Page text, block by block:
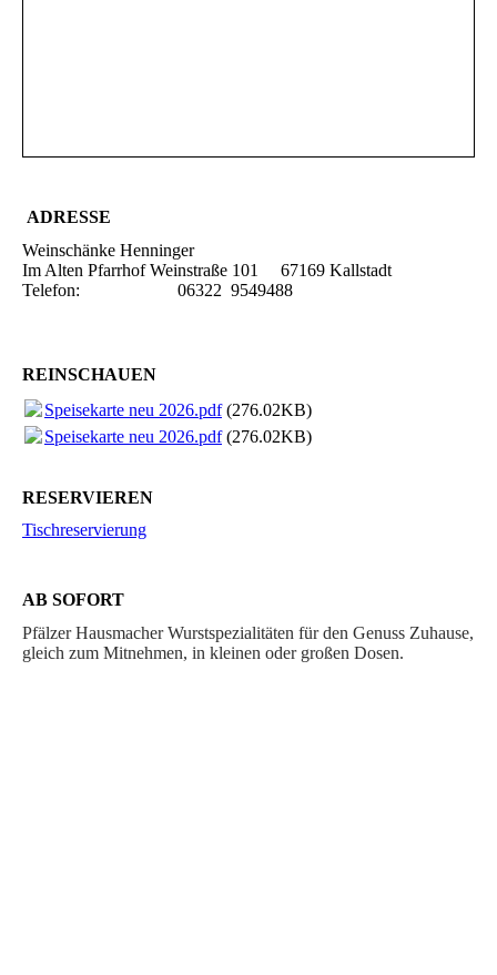
ADRESSE
Weinschänke Henninger
Im Alten Pfarrhof Weinstraße 101 67169 Kallstadt
Telefon: 06322 9549488
REINSCHAUEN
Speisekarte neu 2026.pdf(276.02KB)
Speisekarte neu 2026.pdf(276.02KB)
RESERVIEREN
Tischreservierung
AB SOFORT
Pfälzer Hausmacher Wurstspezialitäten für den Genuss Zuhause,
gleich zum Mitnehmen, in kleinen oder großen Dosen.